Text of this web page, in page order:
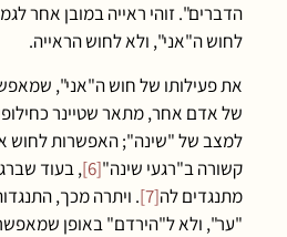
הדברים". זוהי ראייה במובן אחר
לחוש ה"אני", ולא לחוש הראייה.
את פעילותו של חוש ה"אני",
של אדם אחר, מתאר שטיינר
למצב של "שינה"; האפשרות לחוש
קשורה ב"רגעי שינה"[6] , בעוד
מתנגדים לה[7]
. ויתרה מכך,
"ער", ולא ל"הירדם" באופן